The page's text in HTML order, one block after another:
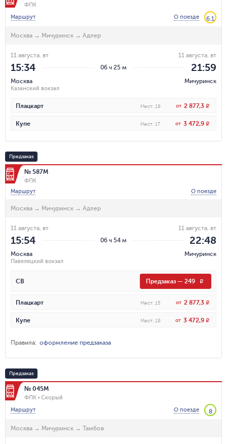
ФПК
Маршрут
О поезде 6.1
Москва → Мичуринск → Адлер
06 ч 25 м
11 августа, вт
15:34
Москва
Казанский вокзал
11 августа, вт
21:59
Мичуринск
Плацкарт Мест: 19 от 2 877,3 R
Купе Мест: 17 от 3 472,9 R
Предзаказ
№ 587М
ФПК
Маршрут
О поезде
Москва → Мичуринск → Адлер
06 ч 54 м
11 августа, вт
15:54
Москва
Павелецкий вокзал
11 августа, вт
22:48
Мичуринск
СВ Предзаказ — 249 R
Плацкарт Мест: 15 от 2 877,3 R
Купе Мест: 18 от 3 472,9 R
Правила: оформление предзаказа
Предзаказ
№ 045М
ФПК
Скорый
Маршрут
О поезде 8
Москва → Мичуринск → Тамбов